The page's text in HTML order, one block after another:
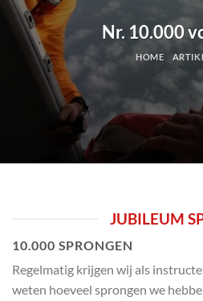
Nr. 10.000
HOME
JUBILEUM
10.000 SPRONGEN
Regelmatig krijgen wij als
weten hoeveel sprongen we